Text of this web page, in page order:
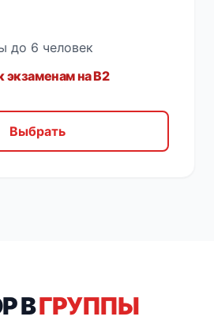
до 6 человек
экзаменам на B2
Выбрать
ВГРУППЫ